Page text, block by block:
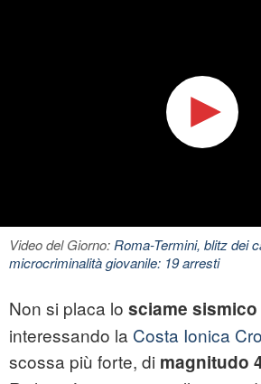
Video del Giorno:Roma-Termini, blitz dei
microcriminalità giovanile: 19 arresti
Non si placa lo sciame sismico
interessando la Costa Ionica
scossa più forte, di magnitudo